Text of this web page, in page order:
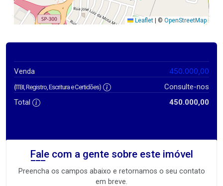
Leaflet © OpenStreetMap
Venda 450.000,00
(ITBI, Registro, Escritura e Certidões)
Consulte-nos
Total
450.000,00
Fale com a gente sobre este imóvel
Preencha os campos abaixo e retornamos o seu contato
em breve.